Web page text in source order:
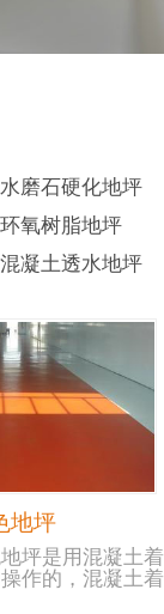
水磨石硬化地坪
环氧树脂地坪
混凝土透水地坪
地坪
坪是用混凝土着
作的，混凝土着